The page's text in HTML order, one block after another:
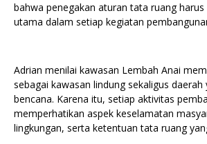
bahwa penegakan aturan tata ruang
utama dalam setiap kegiatan
Adrian menilai kawasan Lembah Anai
sebagai kawasan lindung sekaligus daerah
bencana. Karena itu, setiap aktivitas
memperhatikan aspek keselamatan
lingkungan, serta ketentuan tata ruang